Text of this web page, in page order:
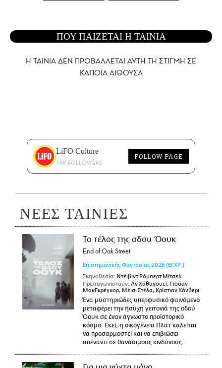
ΠΟΥ ΠΑΙΖΕΤΑΙ Η ΤΑΙΝΙΑ
Η ΤΑΙΝΙΑ ΔΕΝ ΠΡΟΒΑΛΛΕΤΑΙ AYTH ΤΗ ΣΤΙΓΜΗ ΣΕ
ΚΑΠΟΙΑ ΑΙΘΟΥΣΑ
LiFO Culture
58K FOLLOWERS
FOLLOW PAGE
ΝΕΕΣ ΤΑΙΝΙΕΣ
Το τέλος της οδου Όουκ
End of Oak Street
Επιστημονικής Φαντασίας 2026 (ΕΓΧΡ.)
Σκηνοθεσία: Ντέιβιντ Ρόμπερτ Μίτσελ
Πρωταγωνιστούν: Αν Χάθαγουεϊ, Γιούαν
ΜακΓκρέγκορ, Μέισι Στέλα, Κρίστιαν Κόνβερι
Ένα μυστηριώδες υπερφυσικό φαινόμενο
μεταφέρει την ήσυχη γειτονιά της οδού
Όουκ σε έναν άγνωστο προϊστορικό
κόσμο. Εκεί, η οικογένεια Πλατ καλείται
να προσαρμοστεί και να επιβιώσει
απέναντι σε θανάσιμους κινδύνους.